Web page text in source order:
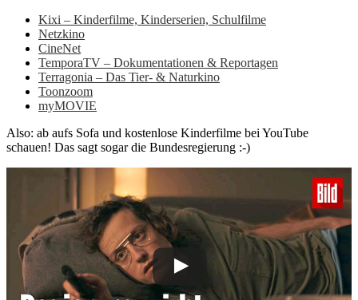
Kixi – Kinderfilme, Kinderserien, Schulfilme
Netzkino
CineNet
TemporaTV – Dokumentationen & Reportagen
Terragonia – Das Tier- & Naturkino
Toonzoom
myMOVIE
Also: ab aufs Sofa und kostenlose Kinderfilme bei YouTube
schauen! Das sagt sogar die Bundesregierung :-)